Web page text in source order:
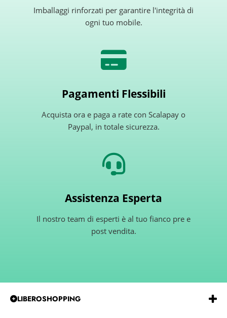
Imballaggi rinforzati per garantire l'integrità di
ogni tuo mobile.
Pagamenti Flessibili
Acquista ora e paga a rate con Scalapay o
Paypal, in totale sicurezza.
Assistenza Esperta
Il nostro team di esperti è al tuo fianco pre e
post vendita.
LIBEROSHOPPING